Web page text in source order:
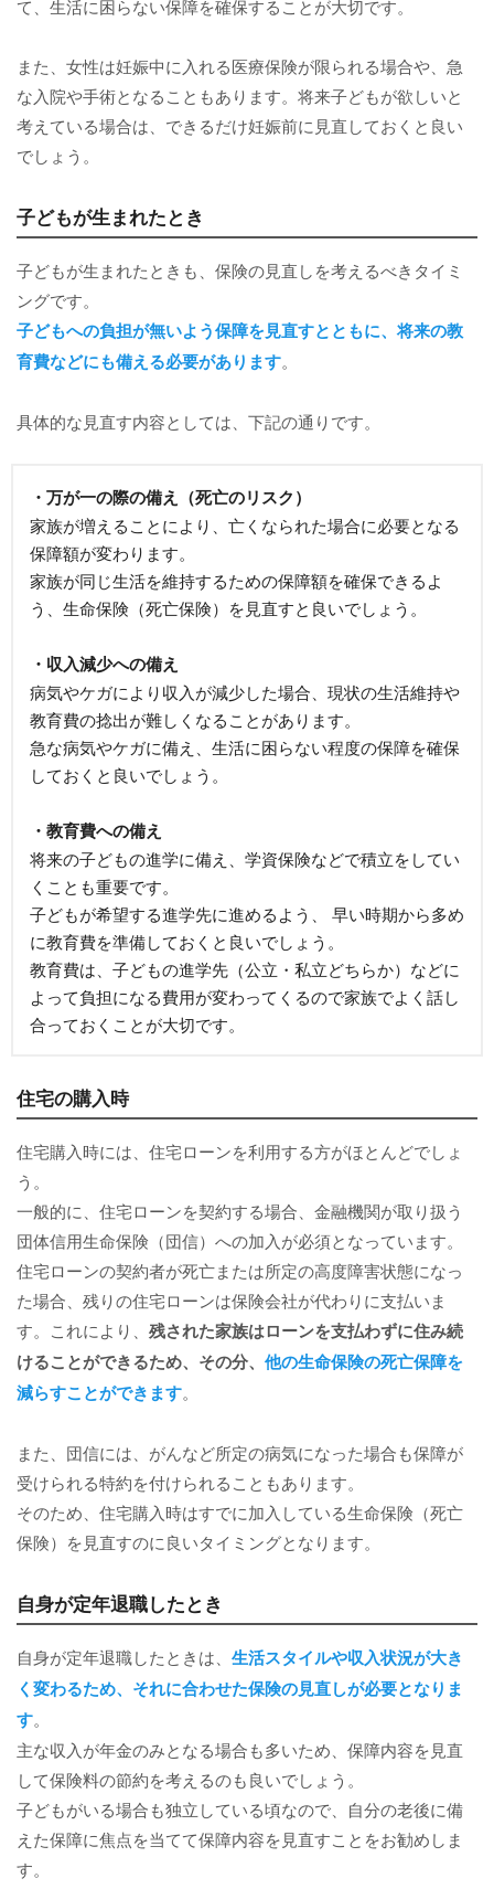
て、生活に困らない保障を確保することが大切です。
また、女性は妊娠中に入れる医療保険が限られる場合や、急
な入院や手術となることもあります。将来子どもが欲しいと
考えている場合は、できるだけ妊娠前に見直しておくと良い
でしょう。
子どもが生まれたとき
子どもが生まれたときも、保険の見直しを考えるべきタイミ
ングです。
子どもへの負担が無いよう保障を見直すとともに、将来の教
育費などにも備える必要があります。
具体的な見直す内容としては、下記の通りです。
・万が一の際の備え（死亡のリスク）
家族が増えることにより、亡くなられた場合に必要となる
保障額が変わります。
家族が同じ生活を維持するための保障額を確保できるよ
う、生命保険（死亡保険）を見直すと良いでしょう。
・収入減少への備え
病気やケガにより収入が減少した場合、現状の生活維持や
教育費の捻出が難しくなることがあります。
急な病気やケガに備え、生活に困らない程度の保障を確保
しておくと良いでしょう。
・教育費への備え
将来の子どもの進学に備え、学資保険などで積立をしてい
くことも重要です。
子どもが希望する進学先に進めるよう、 早い時期から多め
に教育費を準備しておくと良いでしょう。
教育費は、子どもの進学先（公立・私立どちらか）などに
よって負担になる費用が変わってくるので家族でよく話し
合っておくことが大切です。
住宅の購入時
住宅購入時には、住宅ローンを利用する方がほとんどでしょ
う。
一般的に、住宅ローンを契約する場合、金融機関が取り扱う
団体信用生命保険（団信）への加入が必須となっています。
住宅ローンの契約者が死亡または所定の高度障害状態になっ
た場合、残りの住宅ローンは保険会社が代わりに支払いま
す。これにより、 残された家族はローンを支払わずに住み続
けることができるため、その分、 他の生命保険の死亡保障を
減らすことができます。
また、団信には、がんなど所定の病気になった場合も保障が
受けられる特約を付けられることもあります。
そのため、住宅購入時はすでに加入している生命保険（死亡
保険）を見直すのに良いタイミングとなります。
自身が定年退職したとき
自身が定年退職したときは、 生活スタイルや収入状況が大き
く変わるため、それに合わせた保険の見直しが必要となりま
す。
主な収入が年金のみとなる場合も多いため、保障内容を見直
して保険料の節約を考えるのも良いでしょう。
子どもがいる場合も独立している頃なので、自分の老後に備
えた保障に焦点を当てて保障内容を見直すことをお勧めしま
す。